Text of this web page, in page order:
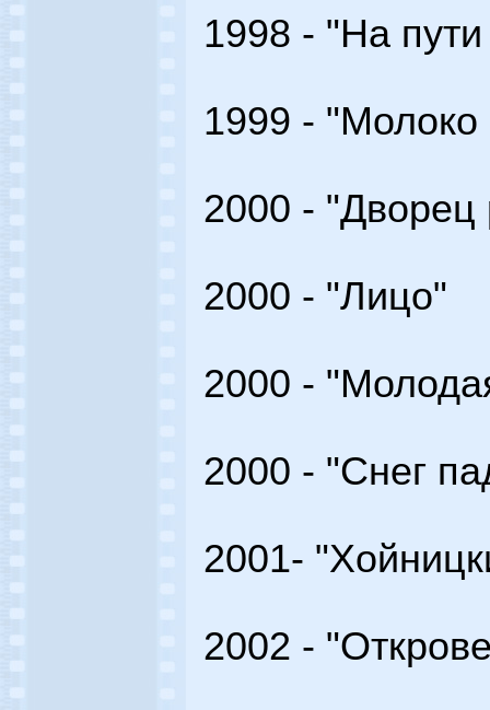
1998 - "На
1999 - "Молоко
2000 - "Дворец
2000 - "Лицо"
2000 -
2000 - "Снег
2001-
2002 -